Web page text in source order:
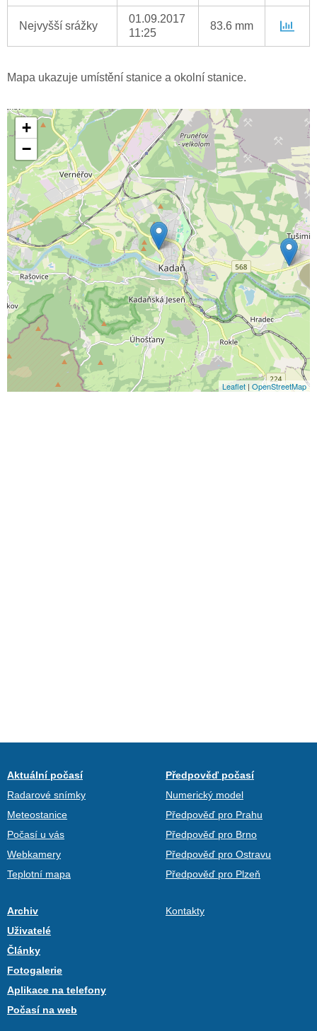
Nejvyšší srážky
01.09.2017
11:25
83.6 mm
Mapa ukazuje umístění stanice a okolní stanice.
+
−
Leaflet | OpenStreetMap
Aktuální počasí
Radarové snímky
Meteostanice
Počasí u vás
Webkamery
Teplotní mapa
Předpověď počasí
Numerický model
Předpověď pro Prahu
Předpověď pro Brno
Předpověď pro Ostravu
Předpověď pro Plzeň
Archiv
Uživatelé
Články
Fotogalerie
Aplikace na telefony
Počasí na web
Kontakty